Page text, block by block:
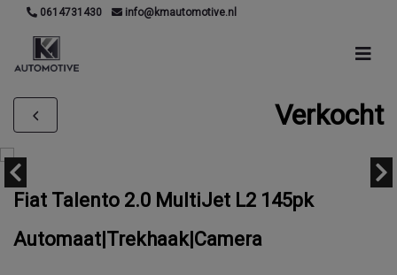
0614731430 info@kmautomotive.nl
Verkocht
Fiat Talento 2.0 MultiJet L2 145pk
Automaat|Trekhaak|Camera